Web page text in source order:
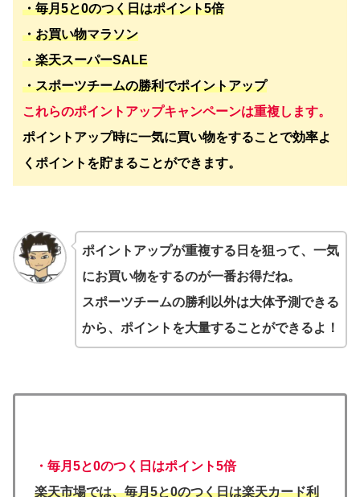
・毎月5と0のつく日はポイント5倍
・お買い物マラソン
・楽天スーパーSALE
・スポーツチームの勝利でポイントアップ
これらのポイントアップキャンペーンは重複します。
ポイントアップ時に一気に買い物をすることで効率よ
くポイントを貯まることができます。
ポイントアップが重複する日を狙って、一気
にお買い物をするのが一番お得だね。
スポーツチームの勝利以外は大体予測できる
から、ポイントを大量することができるよ！
・ 毎月5と0のつく日はポイント5倍
楽天市場では、毎月5と0のつく日は楽天カード利